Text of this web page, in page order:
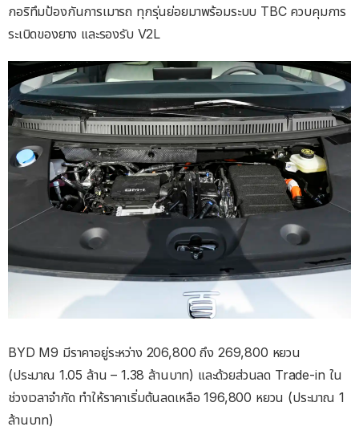
กอริทึมป้องกันการเมารถ ทุกรุ่นย่อยมาพร้อมระบบ TBC ควบคุมการ
ระเบิดของยาง และรองรับ V2L
BYD M9 มีราคาอยู่ระหว่าง 206,800 ถึง 269,800 หยวน
(ประมาณ 1.05 ล้าน – 1.38 ล้านบาท) และด้วยส่วนลด Trade-in ใน
ช่วงเวลาจำกัด ทำให้ราคาเริ่มต้นลดเหลือ 196,800 หยวน (ประมาณ 1
ล้านบาท)